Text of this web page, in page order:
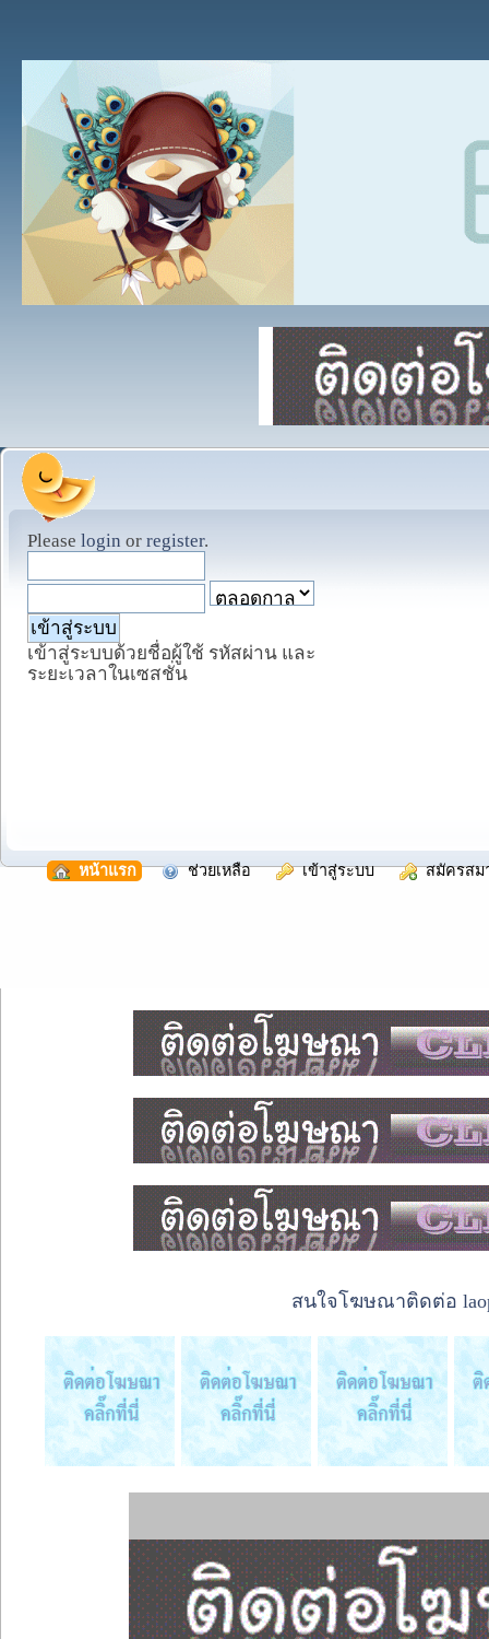
Please login or register.
เข้าสู่ระบบด้วยชื่อผู้ใช้ รหัสผ่าน และ
ระยะเวลาในเซสชั่น
หน้าแรก ช่วยเหลือ เข้าสู่ระบบ สมัครสม
สนใจโฆษณาติดต่อ